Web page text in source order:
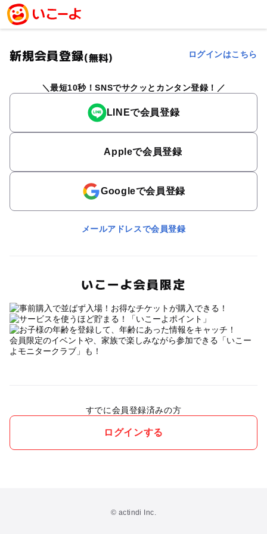
新規会員登録(無料) ログインはこちら
最短10秒！SNSでサクッとカンタン登録！
LINEで会員登録
Appleで会員登録
Googleで会員登録
メールアドレスで会員登録
いこーよ会員限定
会員限定のイベントや、家族で楽しみながら参加できる「いこー
よモニタークラブ」も！
すでに会員登録済みの方
ログインする
© actindi Inc.